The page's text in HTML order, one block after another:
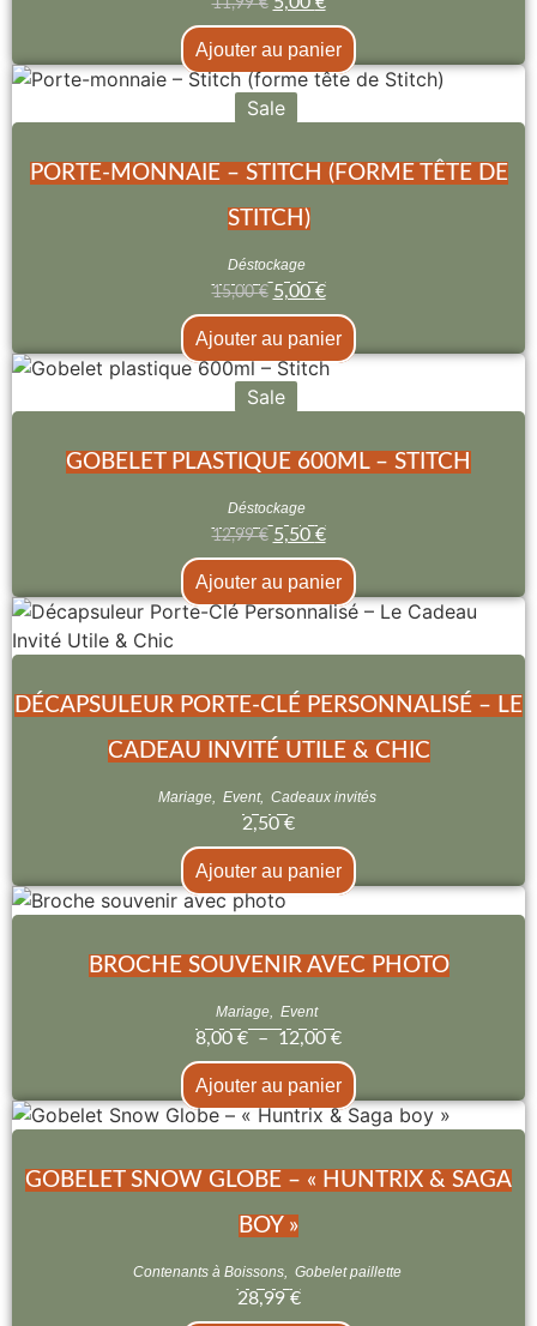
11,99€
Ajouter au panier
Sale
PORTE-MONNAIE – STITCH (FORME TÊTE DE
STITCH)
Déstockage
15,00€ 5,00 €
Ajouter au panier
Sale
GOBELET PLASTIQUE 600ML – STITCH
Déstockage
12,99€ 5,50 €
Ajouter au panier
DÉCAPSULEUR PORTE-CLÉ PERSONNALISÉ – LE
CADEAU INVITÉ UTILE & CHIC
Mariage, Event, Cadeaux invités
2,50 €
Ajouter au panier
BROCHE SOUVENIR AVEC PHOTO
Mariage, Event
8,00 € – 12,00 €
Ajouter au panier
GOBELET SNOW GLOBE – « HUNTRIX & SAGA
BOY »
Contenants à Boissons, Gobelet paillette
28,99 €